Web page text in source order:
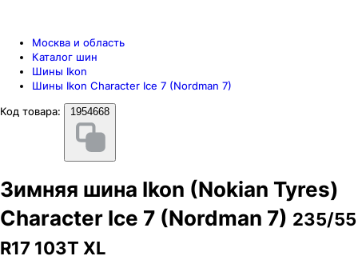
Москва и область
Каталог шин
Шины Ikon
Шины Ikon Character Ice 7 (Nordman 7)
Код товара:
1954668
Зимняя шина Ikon (Nokian Tyres)
Character Ice 7 (Nordman 7) 235/55
R17 103T XL